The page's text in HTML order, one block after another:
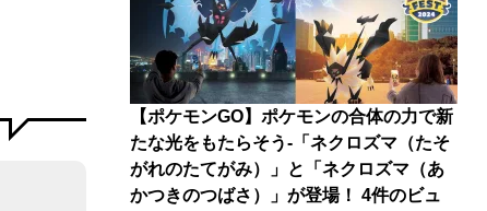
【ポケモンGO】ポケモンの合体の力で新
たな光をもたらそう-「ネクロズマ（たそ
がれのたてがみ）」と「ネクロズマ（あ
かつきのつばさ）」が登場！ 4件のビュ